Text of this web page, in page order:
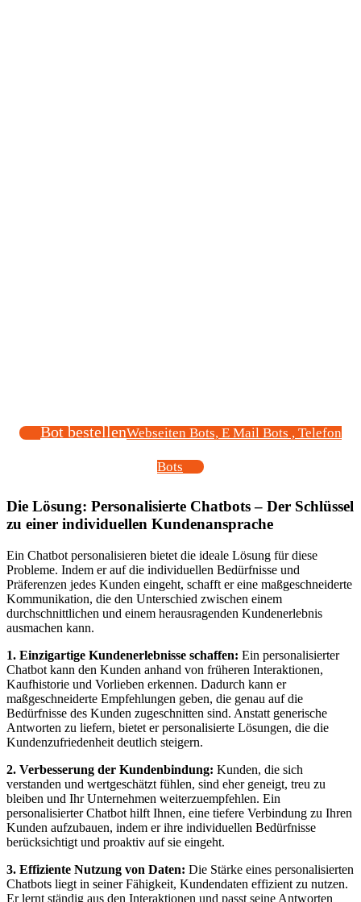
Bot bestellenWebseiten Bots, E Mail Bots , Telefon
Bots
Die Lösung: Personalisierte Chatbots – Der Schlüssel
zu einer individuellen Kundenansprache
Ein Chatbot personalisieren bietet die ideale Lösung für diese
Probleme. Indem er auf die individuellen Bedürfnisse und
Präferenzen jedes Kunden eingeht, schafft er eine maßgeschneiderte
Kommunikation, die den Unterschied zwischen einem
durchschnittlichen und einem herausragenden Kundenerlebnis
ausmachen kann.
1. Einzigartige Kundenerlebnisse schaffen: Ein personalisierter
Chatbot kann den Kunden anhand von früheren Interaktionen,
Kaufhistorie und Vorlieben erkennen. Dadurch kann er
maßgeschneiderte Empfehlungen geben, die genau auf die
Bedürfnisse des Kunden zugeschnitten sind. Anstatt generische
Antworten zu liefern, bietet er personalisierte Lösungen, die die
Kundenzufriedenheit deutlich steigern.
2. Verbesserung der Kundenbindung: Kunden, die sich
verstanden und wertgeschätzt fühlen, sind eher geneigt, treu zu
bleiben und Ihr Unternehmen weiterzuempfehlen. Ein
personalisierter Chatbot hilft Ihnen, eine tiefere Verbindung zu Ihren
Kunden aufzubauen, indem er ihre individuellen Bedürfnisse
berücksichtigt und proaktiv auf sie eingeht.
3. Effiziente Nutzung von Daten: Die Stärke eines personalisierten
Chatbots liegt in seiner Fähigkeit, Kundendaten effizient zu nutzen.
Er lernt ständig aus den Interaktionen und passt seine Antworten